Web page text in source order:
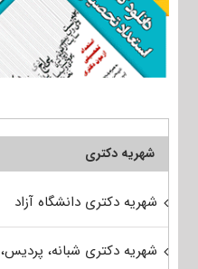
شهریه دکتری
شهریه دکتری دانشگاه آزاد
شهریه دکتری شبانه، پردیس،